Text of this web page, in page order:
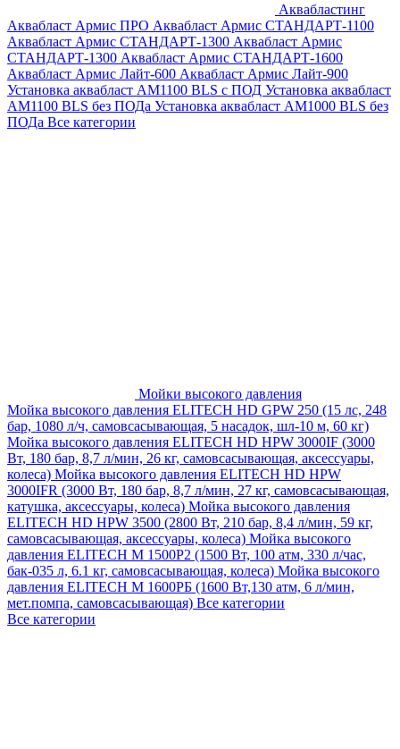
Аквабластинг
Аквабласт Армис ПРО Аквабласт Армис СТАНДАРТ-1100
Аквабласт Армис СТАНДАРТ-1300 Аквабласт Армис
СТАНДАРТ-1300 Аквабласт Армис СТАНДАРТ-1600
Аквабласт Армис Лайт-600 Аквабласт Армис Лайт-900
Установка аквабласт AM1100 BLS с ПОД Установка аквабласт
AM1100 BLS без ПОДа Установка аквабласт AM1000 BLS без
ПОДа Все категории
Мойки высокого давления
Мойка высокого давления ELITECH HD GPW 250 (15 лс, 248
бар, 1080 л/ч, самовсасывающая, 5 насадок, шл-10 м, 60 кг)
Мойка высокого давления ELITECH HD HPW 3000IF (3000
Вт, 180 бар, 8,7 л/мин, 26 кг, самовсасывающая, аксессуары,
колеса) Мойка высокого давления ELITECH HD HPW
3000IFR (3000 Вт, 180 бар, 8,7 л/мин, 27 кг, самовсасывающая,
катушка, аксессуары, колеса) Мойка высокого давления
ELITECH HD HPW 3500 (2800 Вт, 210 бар, 8,4 л/мин, 59 кг,
самовсасывающая, аксессуары, колеса) Мойка высокого
давления ELITECH M 1500P2 (1500 Вт, 100 атм, 330 л/час,
бак-035 л, 6.1 кг, самовсасывающая, колеса) Мойка высокого
давления ELITECH М 1600РБ (1600 Вт,130 атм, 6 л/мин,
мет.помпа, самовсасывающая) Все категории
Все категории